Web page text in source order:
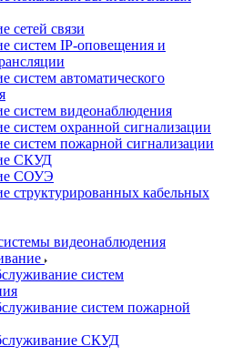
сетей связи
систем IP-оповещения и
систем автоматического
систем видеонаблюдения
систем охранной сигнализации
систем пожарной сигнализации
СКУД
СОУЭ
структурированных кабельных
видеонаблюдения
систем
систем пожарной
СКУД